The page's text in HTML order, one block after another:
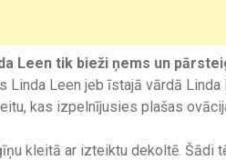
Leen tik bieži ņems un
Linda Leen jeb īstajā vārdā
kas izpelnījusies plašas
kleitā ar izteiktu dekoltē. Šādi